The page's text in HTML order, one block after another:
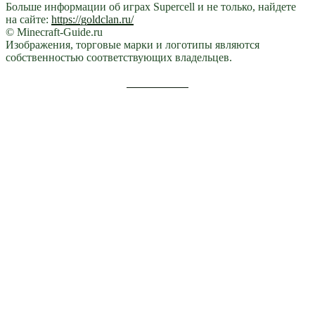
Больше информации об играх Supercell и не только, найдете
на сайте: https://goldclan.ru/
© Minecraft-Guide.ru
Изображения, торговые марки и логотипы являются
собственностью соответствующих владельцев.